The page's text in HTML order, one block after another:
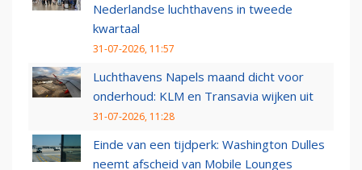
Nederlandse luchthavens in tweede
kwartaal
31-07-2026, 11:57
Luchthavens Napels maand dicht voor
onderhoud: KLM en Transavia wijken uit
31-07-2026, 11:28
Einde van een tijdperk: Washington Dulles
neemt afscheid van Mobile Lounges